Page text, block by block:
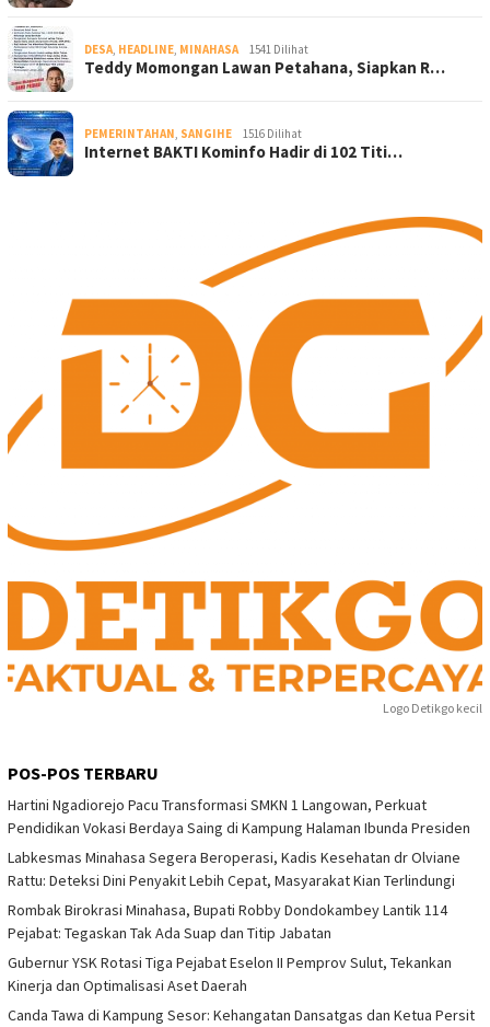
DESA, HEADLINE, MINAHASA 1541 Dilihat
Teddy Momongan Lawan Petahana, Siapkan R…
PEMERINTAHAN, SANGIHE 1516 Dilihat
Internet BAKTI Kominfo Hadir di 102 Titi…
Logo Detikgo kecil
POS-POS TERBARU
Hartini Ngadiorejo Pacu Transformasi SMKN 1 Langowan, Perkuat
Pendidikan Vokasi Berdaya Saing di Kampung Halaman Ibunda Presiden
Labkesmas Minahasa Segera Beroperasi, Kadis Kesehatan dr Olviane
Rattu: Deteksi Dini Penyakit Lebih Cepat, Masyarakat Kian Terlindungi
Rombak Birokrasi Minahasa, Bupati Robby Dondokambey Lantik 114
Pejabat: Tegaskan Tak Ada Suap dan Titip Jabatan
Gubernur YSK Rotasi Tiga Pejabat Eselon II Pemprov Sulut, Tekankan
Kinerja dan Optimalisasi Aset Daerah
Canda Tawa di Kampung Sesor: Kehangatan Dansatgas dan Ketua Persit